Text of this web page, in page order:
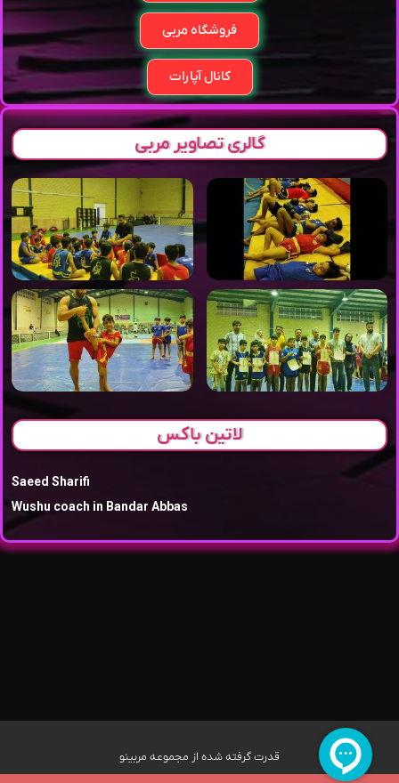
فروشگاه مربی
کانال آپارات
گالری تصاویر مربی
لاتین باکس
Saeed Sharifi
Wushu coach in Bandar Abbas
قدرت گرفته شده از مجموعه مربینو